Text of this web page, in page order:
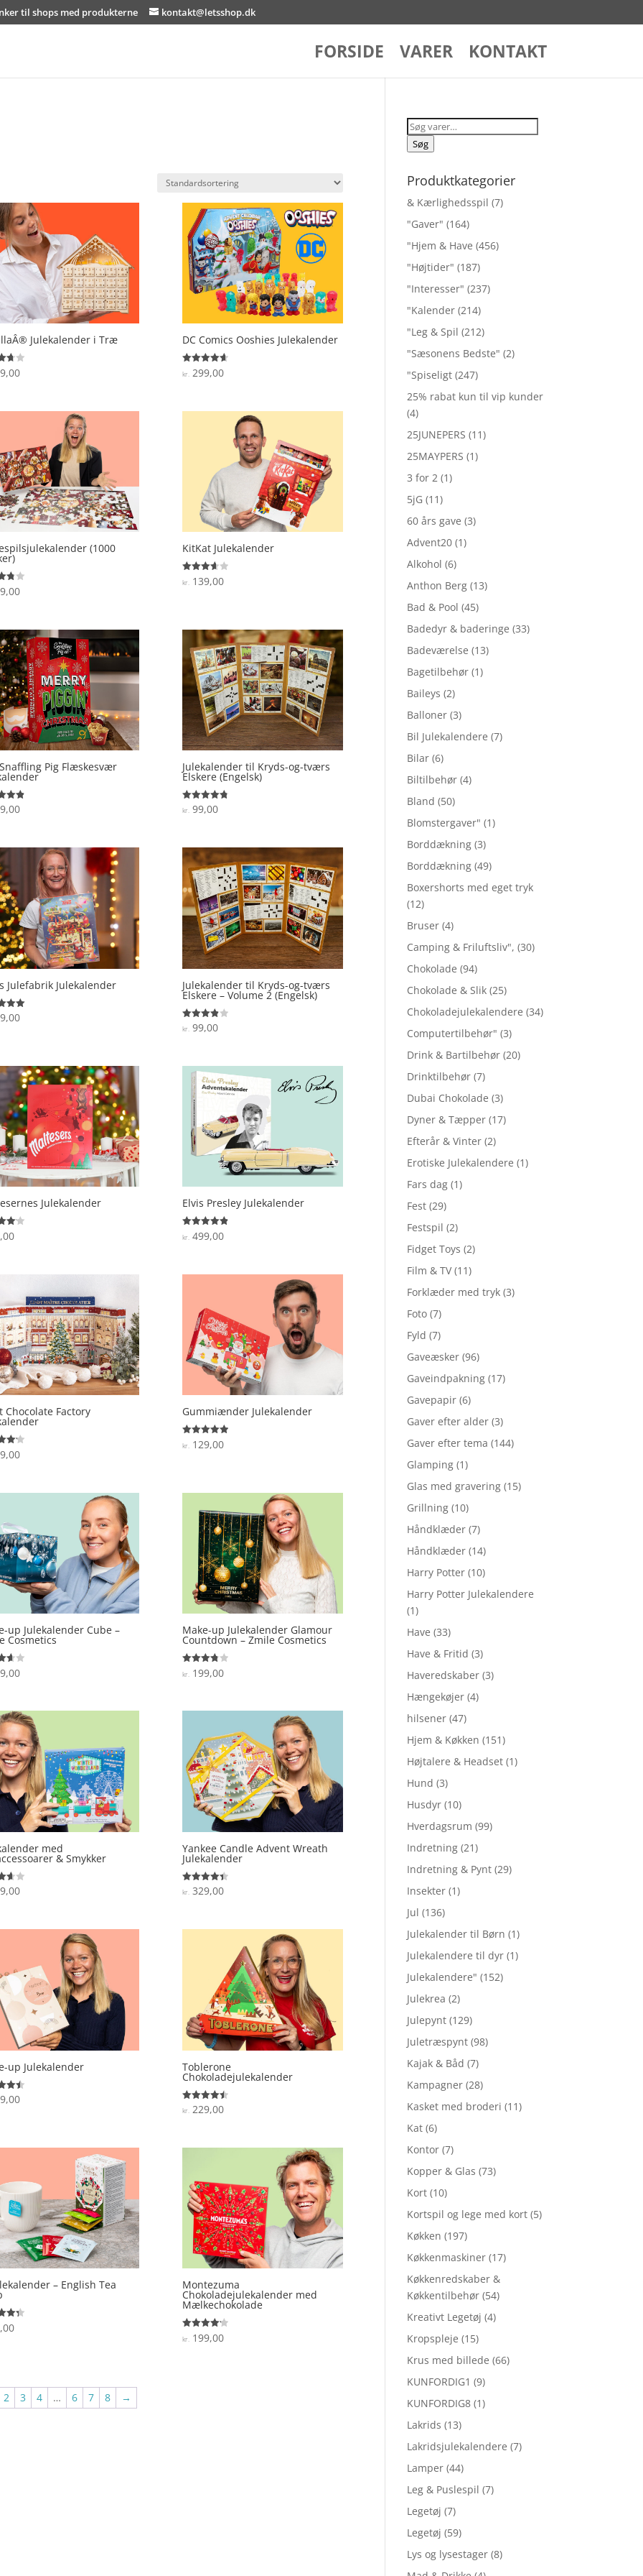
til shops med produkterne kontakt@letsshop.dk
FORSIDE VARER KONTAKT
Julekalender i Træ DC Comics Ooshies Julekalender
Vurderet
4.7
kr.299,00
(1000 KitKat Julekalender
Vurderet
3.7
kr. 139,00
Pig Flæskesvær Julekalender til Kryds-og-tværs
Elskere (Engelsk)
Vurderet
4.8
kr.99,00
Julefabrik Julekalender Julekalender til Kryds-og-tværs
Elskere – Volume 2 (Engelsk)
Vurderet
3.9
kr.99,00
Julekalender Elvis Presley Julekalender
Vurderet
4.9
kr.499,00
Chocolate Factory Gummiænder Julekalender
Vurderet
5
kr.129,00
up Julekalender Cube –
Cosmetics
Make-up Julekalender Glamour
Countdown – Zmile Cosmetics
Vurderet
3.8
kr. 199,00
med
& Smykker
Yankee Candle Advent Wreath
Julekalender
Vurderet
4.4
kr.329,00
up Julekalender Toblerone
Chokoladejulekalender
Vurderet
4.5
kr.229,00
– English Tea Montezuma
Chokoladejulekalender med
Mælkechokolade
Vurderet
4.2
kr.199,00
2 3 4 … 6 7 8 →
Søg
efter:
Søg
Produktkategorier
& Kærlighedsspil (7)
"Gaver" (164)
"Hjem & Have (456)
"Højtider" (187)
"Interesser" (237)
"Kalender (214)
"Leg & Spil (212)
"Sæsonens Bedste" (2)
"Spiseligt (247)
25% rabat kun til vip kunder
(4)
25JUNEPERS (11)
25MAYPERS (1)
3 for 2 (1)
5jG (11)
60 års gave (3)
Advent20 (1)
Alkohol (6)
Anthon Berg (13)
Bad & Pool (45)
Badedyr & baderinge (33)
Badeværelse (13)
Bagetilbehør (1)
Baileys (2)
Balloner (3)
Bil Julekalendere (7)
Bilar (6)
Biltilbehør (4)
Bland (50)
Blomstergaver" (1)
Borddækning (3)
Borddækning (49)
Boxershorts med eget tryk
(12)
Bruser (4)
Camping & Friluftsliv", (30)
Chokolade (94)
Chokolade & Slik (25)
Chokoladejulekalendere (34)
Computertilbehør" (3)
Drink & Bartilbehør (20)
Drinktilbehør (7)
Dubai Chokolade (3)
Dyner & Tæpper (17)
Efterår & Vinter (2)
Erotiske Julekalendere (1)
Fars dag (1)
Fest (29)
Festspil (2)
Fidget Toys (2)
Film & TV (11)
Forklæder med tryk (3)
Foto (7)
Fyld (7)
Gaveæsker (96)
Gaveindpakning (17)
Gavepapir (6)
Gaver efter alder (3)
Gaver efter tema (144)
Glamping (1)
Glas med gravering (15)
Grillning (10)
Håndklæder (7)
Håndklæder (14)
Harry Potter (10)
Harry Potter Julekalendere
(1)
Have (33)
Have & Fritid (3)
Haveredskaber (3)
Hængekøjer (4)
hilsener (47)
Hjem & Køkken (151)
Højtalere & Headset (1)
Hund (3)
Husdyr (10)
Hverdagsrum (99)
Indretning (21)
Indretning & Pynt (29)
Insekter (1)
Jul (136)
Julekalender til Børn (1)
Julekalendere til dyr (1)
Julekalendere" (152)
Julekrea (2)
Julepynt (129)
Juletræspynt (98)
Kajak & Båd (7)
Kampagner (28)
Kasket med broderi (11)
Kat (6)
Kontor (7)
Kopper & Glas (73)
Kort (10)
Kortspil og lege med kort (5)
Køkken (197)
Køkkenmaskiner (17)
Køkkenredskaber &
Køkkentilbehør (54)
Kreativt Legetøj (4)
Kropspleje (15)
Krus med billede (66)
KUNFORDIG1 (9)
KUNFORDIG8 (1)
Lakrids (13)
Lakridsjulekalendere (7)
Lamper (44)
Leg & Puslespil (7)
Legetøj (7)
Legetøj (59)
Lys og lysestager (8)